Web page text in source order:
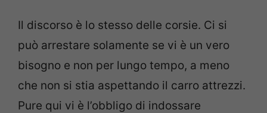
Il discorso è lo stesso delle corsie. Ci si
può arrestare solamente se vi è un vero
bisogno e non per lungo tempo, a meno
che non si stia aspettando il carro attrezzi.
Pure qui vi è l’obbligo di indossare